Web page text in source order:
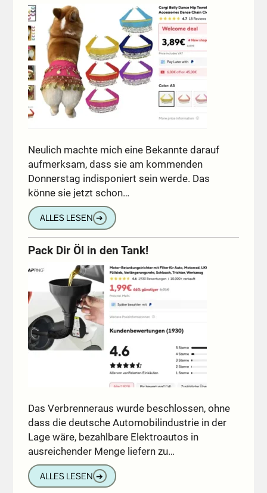
Neulich machte mich eine Bekannte darauf
aufmerksam, dass sie am kommenden
Donnerstag indisponiert sein werde. Das
könne sie jetzt schon…
ALLES LESEN ➔
Pack Dir Öl in den Tank!
Das Verbrenneraus wurde beschlossen, ohne
dass die deutsche Automobilindustrie in der
Lage wäre, bezahlbare Elektroautos in
ausreichender Menge liefern zu…
ALLES LESEN ➔